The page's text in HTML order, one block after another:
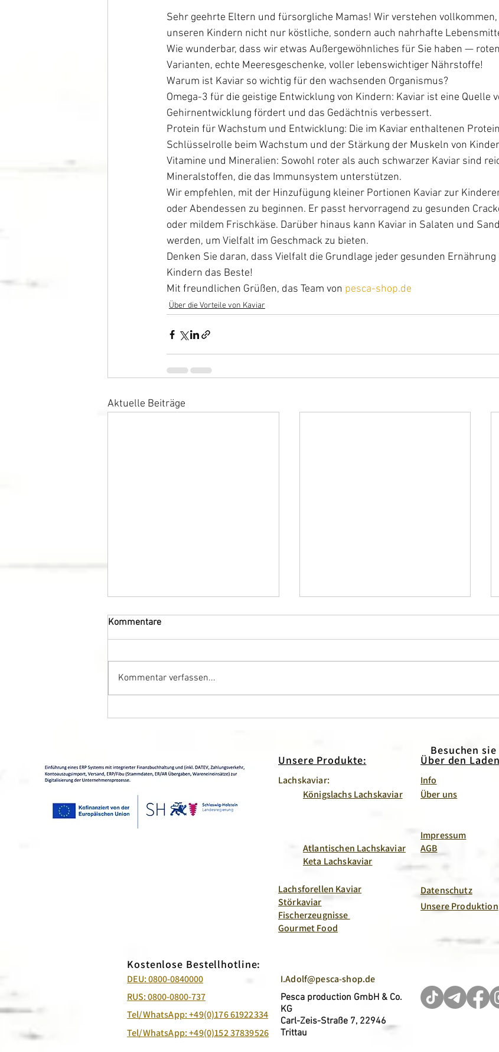
Sehr geehrte Eltern und fürsorgliche Mamas! Wir verstehen
unseren Kindern nicht nur köstliche, sondern auch nahrhafte
Wie wunderbar, dass wir etwas Außergewöhnliches für Sie haben —
Varianten, echte Meeresgeschenke, voller lebenswichtiger Nährstoffe!
Warum ist Kaviar so wichtig für den wachsenden Organismus?
Omega-3 für die geistige Entwicklung von Kindern: Kaviar ist eine Quelle
Gehirnentwicklung fördert und das Gedächtnis verbessert.
Protein für Wachstum und Entwicklung: Die im Kaviar enthaltenen
Schlüsselrolle beim Wachstum und der Stärkung der Muskeln von
Vitamine und Mineralien: Sowohl roter als auch schwarzer Kaviar sind
Mineralstoffen, die das Immunsystem unterstützen.
Wir empfehlen, mit der Hinzufügung kleiner Portionen Kaviar zur
oder Abendessen zu beginnen. Er passt hervorragend zu gesunden
oder mildem Frischkäse. Darüber hinaus kann Kaviar in Salaten und
werden, um Vielfalt im Geschmack zu bieten.
Denken Sie daran, dass Vielfalt die Grundlage jeder gesunden Ernährung
Kindern das Beste!
Mit freundlichen Grüßen, das Team von pesca-shop.de
​Über die Vorteile von Kaviar
Aktuelle Beiträge
Essen für echte Männer
Kommentare
Kommentar verfassen...
Besuchen sie
Kostenlose Bestellhotline:
Tel/WhatsApp: +49(0)176 61922334
Pesca production GmbH & Co.
KG
Carl-Zeis-Straße 7, 22946
Trittau
DEU: 0800-0840000
RUS: 0800-0800-737
I.Adolf@pesca-shop.de
Unsere Produkte: Über den
Lachskaviar:
Lachsforellen Kaviar
Störkaviar
Gourmet Food
Fischerzeugnisse
Info
Über uns
Impressum
AGB
Datenschutz
Unsere Produktion
Tel/WhatsApp: +49(0)152 37839526
Königslachs Lachskaviar
Atlantischen Lachskaviar
Keta Lachskaviar